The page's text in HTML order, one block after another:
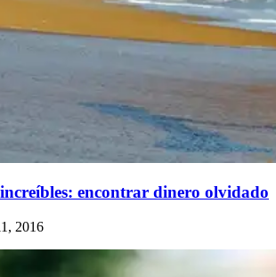
increíbles: encontrar dinero olvidado
2016